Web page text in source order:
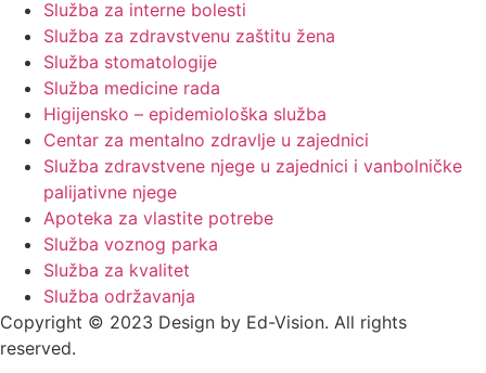
Služba za interne bolesti
Služba za zdravstvenu zaštitu žena
Služba stomatologije
Služba medicine rada
Higijensko – epidemiološka služba
Centar za mentalno zdravlje u zajednici
Služba zdravstvene njege u zajednici i vanbolničke
palijativne njege
Apoteka za vlastite potrebe
Služba voznog parka
Služba za kvalitet
Služba održavanja
Copyright © 2023 Design by Ed-Vision. All rights
reserved.